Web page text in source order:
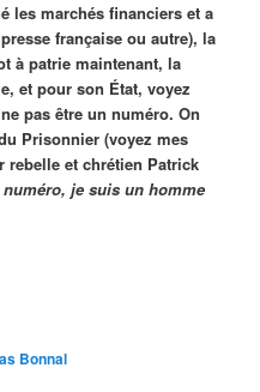
les marchés financiers et a
française ou autre), la
à patrie maintenant, la
et pour son État, voyez
pas être un numéro. On
Prisonnier (voyez mes
rebelle et chrétien Patrick
je suis un homme
Bonnal